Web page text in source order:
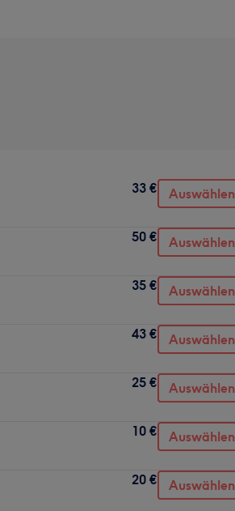
33 € Auswählen
50 € Auswählen
35 € Auswählen
43 € Auswählen
25 € Auswählen
10 € Auswählen
20 € Auswählen